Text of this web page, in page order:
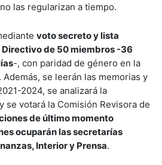
las regularizan a tiempo.
voto secreto y lista
Directivo de 50 miembros -36
-, con paridad de género en la
se leerán las memorias y
2024, se analizará la
se votará la Comisión Revisora de
de último momento
ocuparán las secretarías
Interior y Prensa.